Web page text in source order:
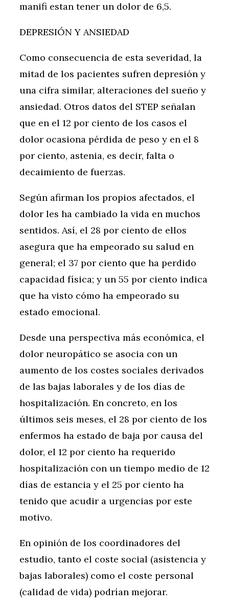
manifi estan tener un dolor de 6,5.
DEPRESIÓN Y ANSIEDAD
Como consecuencia de esta severidad, la
mitad de los pacientes sufren depresión y
una cifra similar, alteraciones del sueño y
ansiedad. Otros datos del STEP señalan
que en el 12 por ciento de los casos el
dolor ocasiona pérdida de peso y en el 8
por ciento, astenia, es decir, falta o
decaimiento de fuerzas.
Según afirman los propios afectados, el
dolor les ha cambiado la vida en muchos
sentidos. Así, el 28 por ciento de ellos
asegura que ha empeorado su salud en
general; el 37 por ciento que ha perdido
capacidad física; y un 55 por ciento indica
que ha visto cómo ha empeorado su
estado emocional.
Desde una perspectiva más económica, el
dolor neuropático se asocia con un
aumento de los costes sociales derivados
de las bajas laborales y de los días de
hospitalización. En concreto, en los
últimos seis meses, el 28 por ciento de los
enfermos ha estado de baja por causa del
dolor, el 12 por ciento ha requerido
hospitalización con un tiempo medio de 12
días de estancia y el 25 por ciento ha
tenido que acudir a urgencias por este
motivo.
En opinión de los coordinadores del
estudio, tanto el coste social (asistencia y
bajas laborales) como el coste personal
(calidad de vida) podrían mejorar.